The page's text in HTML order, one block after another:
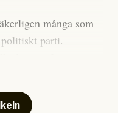
på personen,
för att hänga ut
många som
parti.
är etiskt.